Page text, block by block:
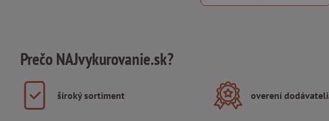
Prečo NAJvykurovanie.sk?
široký sortiment overení